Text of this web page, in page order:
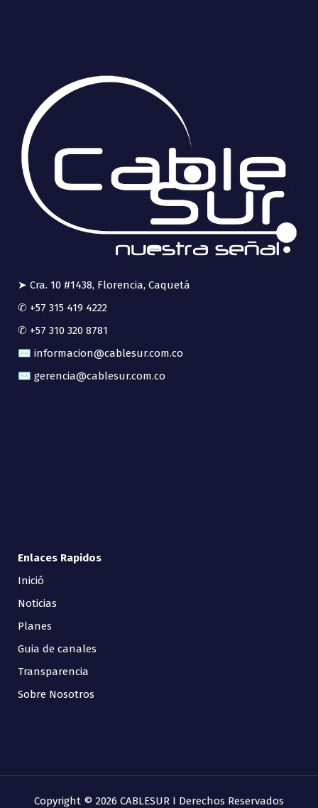
➤ Cra. 10 #1438, Florencia, Caquetá
✆ +57 315 419 4222
✆ +57 310 320 8781
✉ informacion@cablesur.com.co
✉ gerencia@cablesur.com.co
Enlaces Rapidos
Inició
Noticias
Planes
Guia de canales
Transparencia
Sobre Nosotros
Copyright © 2026 CABLESUR I Derechos Reservados